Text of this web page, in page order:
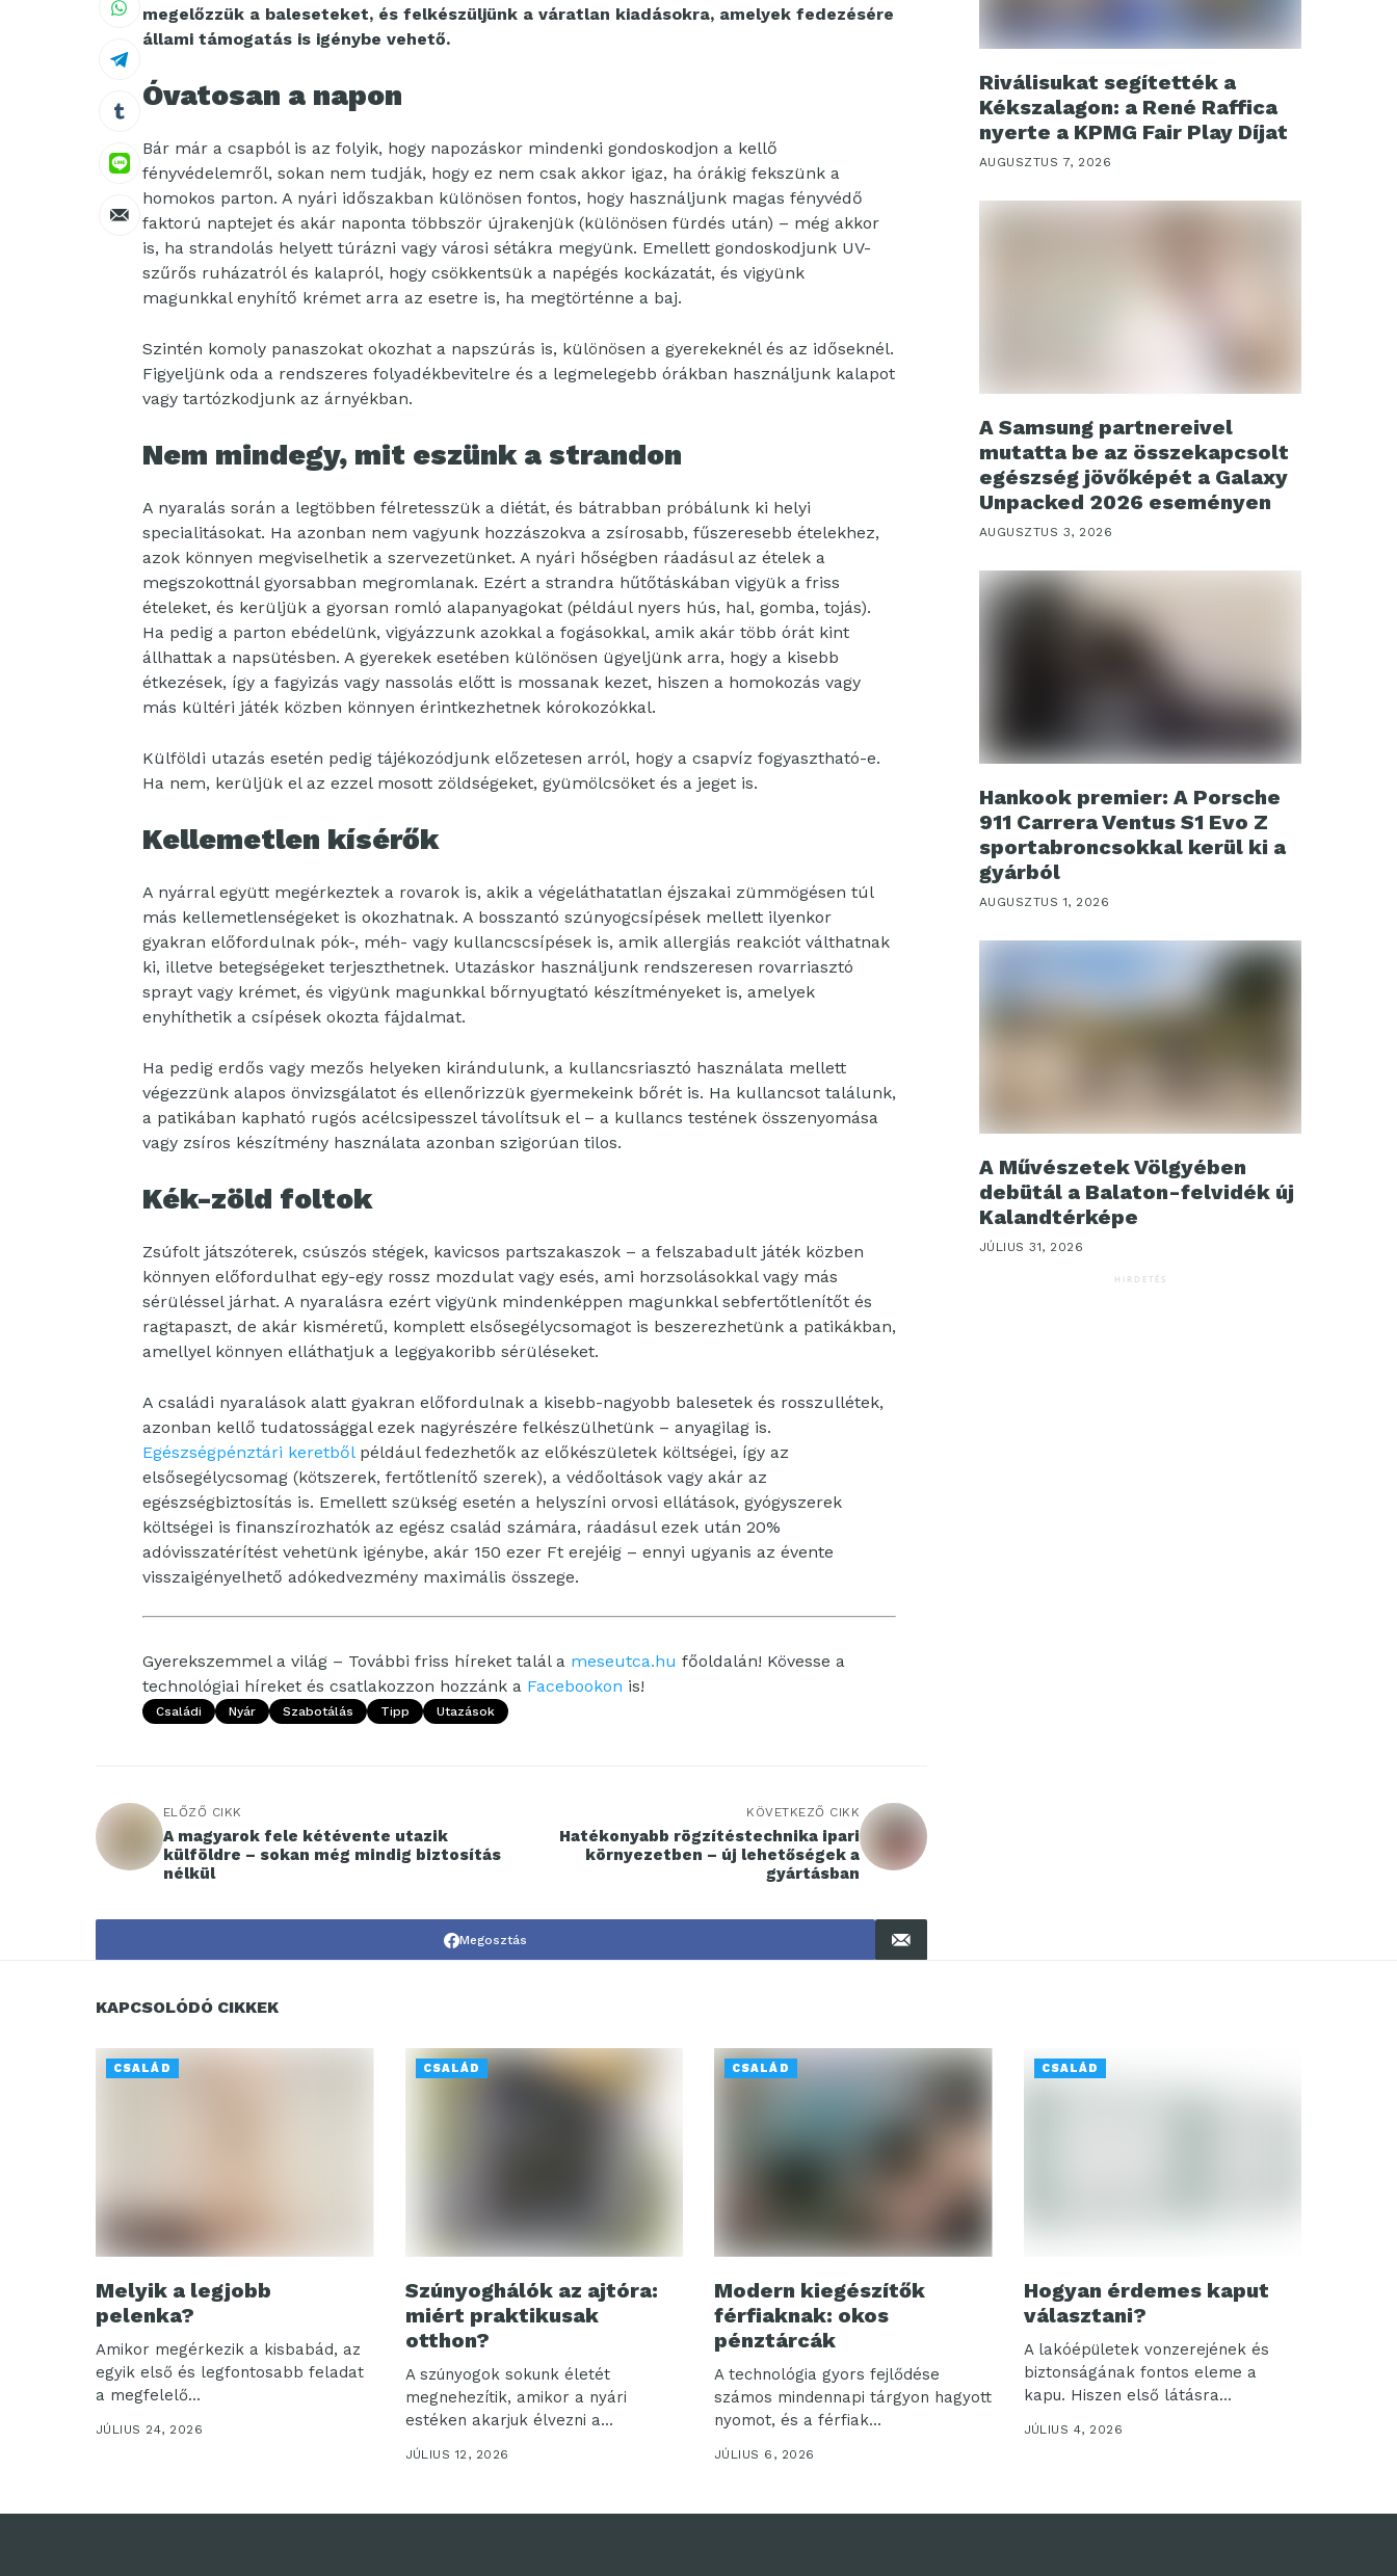
megelőzzük a baleseteket, és felkészüljünk a váratlan kiadásokra, amelyek fedezésére
állami támogatás is igénybe vehető.
Óvatosan a napon
Bár már a csapból is az folyik, hogy napozáskor mindenki gondoskodjon a kellő
fényvédelemről, sokan nem tudják, hogy ez nem csak akkor igaz, ha órákig fekszünk a
homokos parton. A nyári időszakban különösen fontos, hogy használjunk magas fényvédő
faktorú naptejet és akár naponta többször újrakenjük (különösen fürdés után) – még akkor
is, ha strandolás helyett túrázni vagy városi sétákra megyünk. Emellett gondoskodjunk UV-
szűrős ruházatról és kalapról, hogy csökkentsük a napégés kockázatát, és vigyünk
magunkkal enyhítő krémet arra az esetre is, ha megtörténne a baj.
Szintén komoly panaszokat okozhat a napszúrás is, különösen a gyerekeknél és az időseknél.
Figyeljünk oda a rendszeres folyadékbevitelre és a legmelegebb órákban használjunk kalapot
vagy tartózkodjunk az árnyékban.
Nem mindegy, mit eszünk a strandon
A nyaralás során a legtöbben félretesszük a diétát, és bátrabban próbálunk ki helyi
specialitásokat. Ha azonban nem vagyunk hozzászokva a zsírosabb, fűszeresebb ételekhez,
azok könnyen megviselhetik a szervezetünket. A nyári hőségben ráadásul az ételek a
megszokottnál gyorsabban megromlanak. Ezért a strandra hűtőtáskában vigyük a friss
ételeket, és kerüljük a gyorsan romló alapanyagokat (például nyers hús, hal, gomba, tojás).
Ha pedig a parton ebédelünk, vigyázzunk azokkal a fogásokkal, amik akár több órát kint
állhattak a napsütésben. A gyerekek esetében különösen ügyeljünk arra, hogy a kisebb
étkezések, így a fagyizás vagy nassolás előtt is mossanak kezet, hiszen a homokozás vagy
más kültéri játék közben könnyen érintkezhetnek kórokozókkal.
Külföldi utazás esetén pedig tájékozódjunk előzetesen arról, hogy a csapvíz fogyasztható-e.
Ha nem, kerüljük el az ezzel mosott zöldségeket, gyümölcsöket és a jeget is.
Kellemetlen kísérők
A nyárral együtt megérkeztek a rovarok is, akik a végeláthatatlan éjszakai zümmögésen túl
más kellemetlenségeket is okozhatnak. A bosszantó szúnyogcsípések mellett ilyenkor
gyakran előfordulnak pók-, méh- vagy kullancscsípések is, amik allergiás reakciót válthatnak
ki, illetve betegségeket terjeszthetnek. Utazáskor használjunk rendszeresen rovarriasztó
sprayt vagy krémet, és vigyünk magunkkal bőrnyugtató készítményeket is, amelyek
enyhíthetik a csípések okozta fájdalmat.
Ha pedig erdős vagy mezős helyeken kirándulunk, a kullancsriasztó használata mellett
végezzünk alapos önvizsgálatot és ellenőrizzük gyermekeink bőrét is. Ha kullancsot találunk,
a patikában kapható rugós acélcsipesszel távolítsuk el – a kullancs testének összenyomása
vagy zsíros készítmény használata azonban szigorúan tilos.
Kék-zöld foltok
Zsúfolt játszóterek, csúszós stégek, kavicsos partszakaszok – a felszabadult játék közben
könnyen előfordulhat egy-egy rossz mozdulat vagy esés, ami horzsolásokkal vagy más
sérüléssel járhat. A nyaralásra ezért vigyünk mindenképpen magunkkal sebfertőtlenítőt és
ragtapaszt, de akár kisméretű, komplett elsősegélycsomagot is beszerezhetünk a patikákban,
amellyel könnyen elláthatjuk a leggyakoribb sérüléseket.
A családi nyaralások alatt gyakran előfordulnak a kisebb-nagyobb balesetek és rosszullétek,
azonban kellő tudatossággal ezek nagyrészére felkészülhetünk – anyagilag is.
Egészségpénztári keretbőlpéldául fedezhetők az előkészületek költségei, így az
elsősegélycsomag (kötszerek, fertőtlenítő szerek), a védőoltások vagy akár az
egészségbiztosítás is. Emellett szükség esetén a helyszíni orvosi ellátások, gyógyszerek
költségei is finanszírozhatók az egész család számára, ráadásul ezek után 20%
adóvisszatérítést vehetünk igénybe, akár 150 ezer Ft erejéig – ennyi ugyanis az évente
visszaigényelhető adókedvezmény maximális összege.
Gyerekszemmel a világ – További friss híreket talál a meseutca.hu főoldalán! Kövesse a
technológiai híreket és csatlakozzon hozzánk a Facebookon is!
Családi Nyár Szabotálás Tipp Utazások
ELŐZŐ CIKK
A magyarok fele kétévente utazik
külföldre – sokan még mindig biztosítás
nélkül
KÖVETKEZŐ CIKK
Hatékonyabb rögzítéstechnika ipari
környezetben – új lehetőségek a
gyártásban
Megosztás
Riválisukat segítették a
Kékszalagon: a René Raffica
nyerte a KPMG Fair Play Díjat
AUGUSZTUS 7, 2026
A Samsung partnereivel
mutatta be az összekapcsolt
egészség jövőképét a Galaxy
Unpacked 2026 eseményen
AUGUSZTUS 3, 2026
Hankook premier: A Porsche
911 Carrera Ventus S1 Evo Z
sportabroncsokkal kerül ki a
gyárból
AUGUSZTUS 1, 2026
A Művészetek Völgyében
debütál a Balaton-felvidék új
Kalandtérképe
JÚLIUS 31, 2026
HIRDETÉS
KAPCSOLÓDÓ CIKKEK
CSALÁD
Melyik a legjobb
pelenka?
Amikor megérkezik a kisbabád, az
egyik első és legfontosabb feladat
a megfelelő...
JÚLIUS 24, 2026
CSALÁD
Szúnyoghálók az ajtóra:
miért praktikusak
otthon?
A szúnyogok sokunk életét
megnehezítik, amikor a nyári
estéken akarjuk élvezni a...
JÚLIUS 12, 2026
CSALÁD
Modern kiegészítők
férfiaknak: okos
pénztárcák
A technológia gyors fejlődése
számos mindennapi tárgyon hagyott
nyomot, és a férfiak...
JÚLIUS 6, 2026
CSALÁD
Hogyan érdemes kaput
választani?
A lakóépületek vonzerejének és
biztonságának fontos eleme a
kapu. Hiszen első látásra...
JÚLIUS 4, 2026